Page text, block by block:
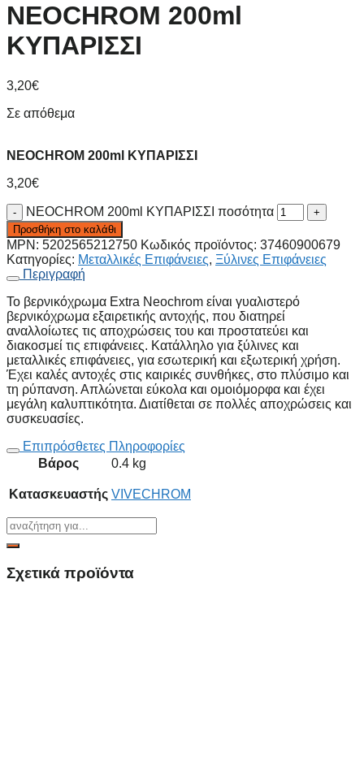
NEOCHROM 200ml
ΚΥΠΑΡΙΣΣΙ
3,20€
Σε απόθεμα
NEOCHROM 200ml ΚΥΠΑΡΙΣΣΙ
3,20€
NEOCHROM 200ml ΚΥΠΑΡΙΣΣΙ ποσότητα
Προσθήκη στο καλάθι
MPN: 5202565212750 Κωδικός προϊόντος: 37460900679
Κατηγορίες: Μεταλλικές Επιφάνειες, Ξύλινες Επιφάνειες
Περιγραφή
Το βερνικόχρωμα Extra Neochrom είναι γυαλιστερό
βερνικόχρωμα εξαιρετικής αντοχής, που διατηρεί
αναλλοίωτες τις αποχρώσεις του και προστατεύει και
διακοσμεί τις επιφάνειες. Κατάλληλο για ξύλινες και
μεταλλικές επιφάνειες, για εσωτερική και εξωτερική χρήση.
Έχει καλές αντοχές στις καιρικές συνθήκες, στο πλύσιμο και
τη ρύπανση. Απλώνεται εύκολα και ομοιόμορφα και έχει
μεγάλη καλυπτικότητα. Διατίθεται σε πολλές αποχρώσεις και
συσκευασίες.
Επιπρόσθετες Πληροφορίες
Βάρος
0.4 kg
Κατασκευαστής VIVECHROM
Σχετικά προϊόντα